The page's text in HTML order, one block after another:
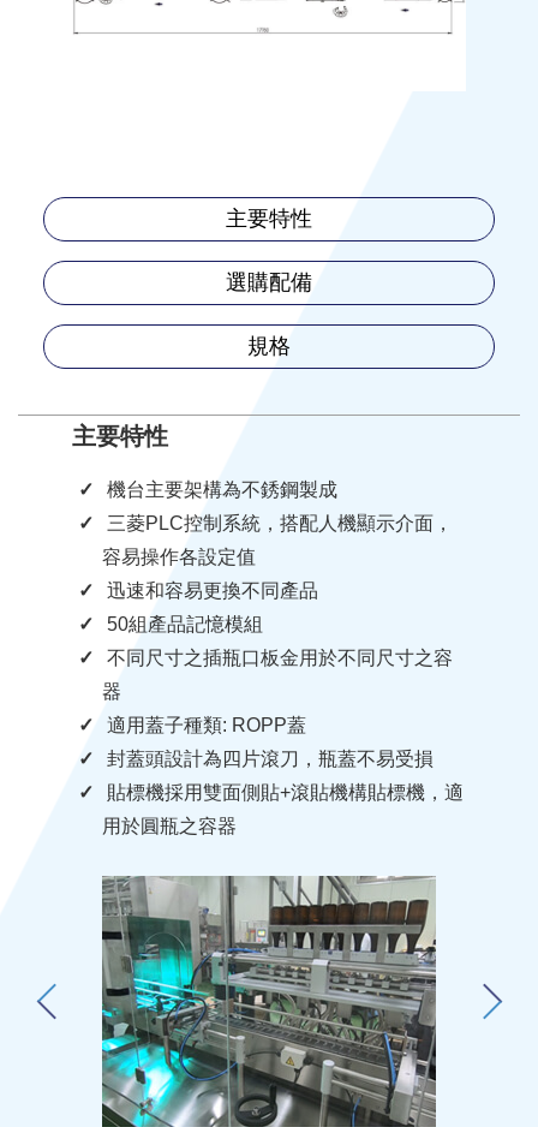
主要特性
選購配備
規格
主要特性
機台主要架構為不銹鋼製成
三菱PLC控制系統，搭配人機顯示介面，
容易操作各設定值
迅速和容易更換不同產品
50組產品記憶模組
不同尺寸之插瓶口板金用於不同尺寸之容
器
適用蓋子種類: ROPP蓋
封蓋頭設計為四片滾刀，瓶蓋不易受損
貼標機採用雙面側貼+滾貼機構貼標機，適
用於圓瓶之容器